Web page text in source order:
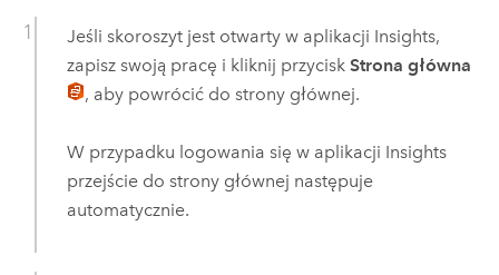
Jeśli skoroszyt jest otwarty w aplikacji Insights,
zapisz swoją pracę i kliknij przycisk Strona główna
, aby powrócić do strony głównej.
W przypadku logowania się w aplikacji Insights
przejście do strony głównej następuje
automatycznie.